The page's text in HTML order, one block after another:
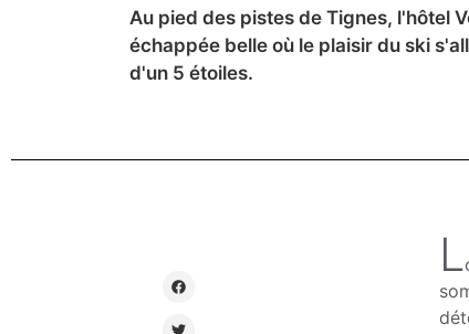
Au pied des pistes de Tignes, l'hôtel
échappée belle où le plaisir du ski
d'un 5 étoiles.
L